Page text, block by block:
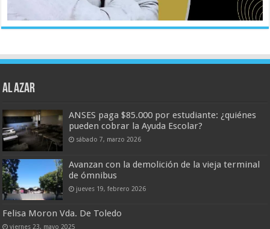
AL AZAR
ANSES paga $85.000 por estudiante: ¿quiénes
pueden cobrar la Ayuda Escolar?
sábado 7, marzo 2026
Avanzan con la demolición de la vieja terminal
de ómnibus
jueves 19, febrero 2026
Felisa Moron Vda. De Toledo
viernes 23, mayo 2025